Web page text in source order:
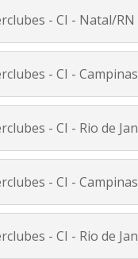
- CI - Natal/
- CI -
- CI - Rio de
- CI -
- CI - Rio de